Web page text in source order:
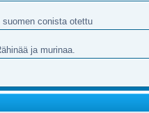
conista otettu
ja murinaa.